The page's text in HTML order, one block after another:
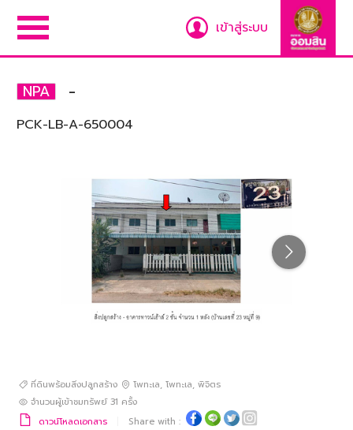
เข้าสู่ระบบ
NPA -
PCK-LB-A-650004
ที่ดินพร้อมสิ่งปลูกสร้าง โพทะเล, โพทะเล,พิจิตร
จำนวนผู้เข้าชมทรัพย์ 31 ครั้ง
ดาวน์โหลดเอกสาร
Share with :